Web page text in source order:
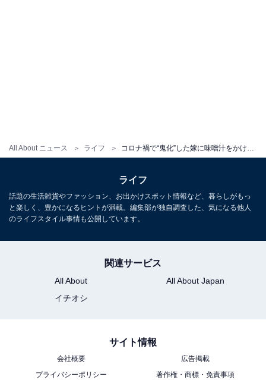
All About ニュース ライフ
ってんの？ バカなの？』と。でも、それを聞いた嫁はさ
吐きながら、居間のテーブルの上や棚の上にあった花瓶
や電話機、写真立てを薙ぎ払うようにして壊し始めたん
です……」
恐怖で何もできずに固まっていると、お嫁さんは来た時
ん。俺たち、アルバイトして同じ写真立て、必ず買って
返すから」という言葉に、ハッと我に返ったといいま
ライフ
話題の生活雑貨やファッション、お出かけスポット情報など、暮らしがもっ
と楽しく、豊かになるヒントが満載。編集部が独自調査した、気になる他人
のライフスタイル事情も公開しています。
関連サービス
All About
All About Japan
イチオシ
サイト情報
会社概要
広告掲載
プライバシーポリシー
著作権・商標・免責事項